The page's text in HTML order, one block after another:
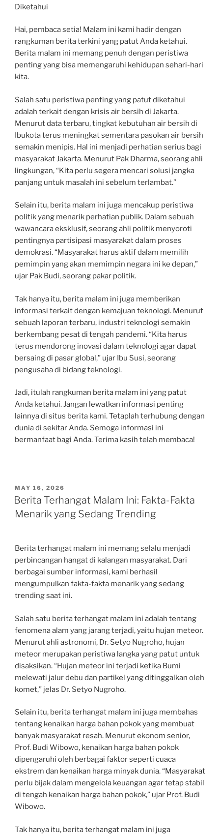
Diketahui
Hai, pembaca setia! Malam ini kami hadir dengan
rangkuman berita terkini yang patut Anda ketahui.
Berita malam ini memang penuh dengan peristiwa
penting yang bisa memengaruhi kehidupan sehari-hari
kita.
Salah satu peristiwa penting yang patut diketahui
adalah terkait dengan krisis air bersih di Jakarta.
Menurut data terbaru, tingkat kebutuhan air bersih di
Ibukota terus meningkat sementara pasokan air bersih
semakin menipis. Hal ini menjadi perhatian serius bagi
masyarakat Jakarta. Menurut Pak Dharma, seorang ahli
lingkungan, “Kita perlu segera mencari solusi jangka
panjang untuk masalah ini sebelum terlambat.”
Selain itu, berita malam ini juga mencakup peristiwa
politik yang menarik perhatian publik. Dalam sebuah
wawancara eksklusif, seorang ahli politik menyoroti
pentingnya partisipasi masyarakat dalam proses
demokrasi. “Masyarakat harus aktif dalam memilih
pemimpin yang akan memimpin negara ini ke depan,”
ujar Pak Budi, seorang pakar politik.
Tak hanya itu, berita malam ini juga memberikan
informasi terkait dengan kemajuan teknologi. Menurut
sebuah laporan terbaru, industri teknologi semakin
berkembang pesat di tengah pandemi. “Kita harus
terus mendorong inovasi dalam teknologi agar dapat
bersaing di pasar global,” ujar Ibu Susi, seorang
pengusaha di bidang teknologi.
Jadi, itulah rangkuman berita malam ini yang patut
Anda ketahui. Jangan lewatkan informasi penting
lainnya di situs berita kami. Tetaplah terhubung dengan
dunia di sekitar Anda. Semoga informasi ini
bermanfaat bagi Anda. Terima kasih telah membaca!
POSTED
ON
MAY 16, 2026
Berita Terhangat Malam Ini: Fakta-Fakta
Menarik yang Sedang Trending
Berita terhangat malam ini memang selalu menjadi
perbincangan hangat di kalangan masyarakat. Dari
berbagai sumber informasi, kami berhasil
mengumpulkan fakta-fakta menarik yang sedang
trending saat ini.
Salah satu berita terhangat malam ini adalah tentang
fenomena alam yang jarang terjadi, yaitu hujan meteor.
Menurut ahli astronomi, Dr. Setyo Nugroho, hujan
meteor merupakan peristiwa langka yang patut untuk
disaksikan. “Hujan meteor ini terjadi ketika Bumi
melewati jalur debu dan partikel yang ditinggalkan oleh
komet,” jelas Dr. Setyo Nugroho.
Selain itu, berita terhangat malam ini juga membahas
tentang kenaikan harga bahan pokok yang membuat
banyak masyarakat resah. Menurut ekonom senior,
Prof. Budi Wibowo, kenaikan harga bahan pokok
dipengaruhi oleh berbagai faktor seperti cuaca
ekstrem dan kenaikan harga minyak dunia. “Masyarakat
perlu bijak dalam mengelola keuangan agar tetap stabil
di tengah kenaikan harga bahan pokok,” ujar Prof. Budi
Wibowo.
Tak hanya itu, berita terhangat malam ini juga